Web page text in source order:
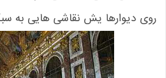
دیوارها یش نقاشی هایی به